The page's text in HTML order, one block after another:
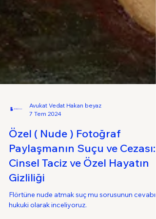
7 Tem 2024
Özel ( Nude ) Fotoğraf
Paylaşmanın Suçu ve Cezası:
Cinsel Taciz ve Özel Hayatın
Gizliliği